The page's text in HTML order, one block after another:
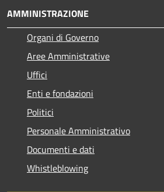
AMMINISTRAZIONE
Organi di Governo
Aree Amministrative
Uffici
Enti e fondazioni
Politici
Personale Amministrativo
Documenti e dati
Whistleblowing